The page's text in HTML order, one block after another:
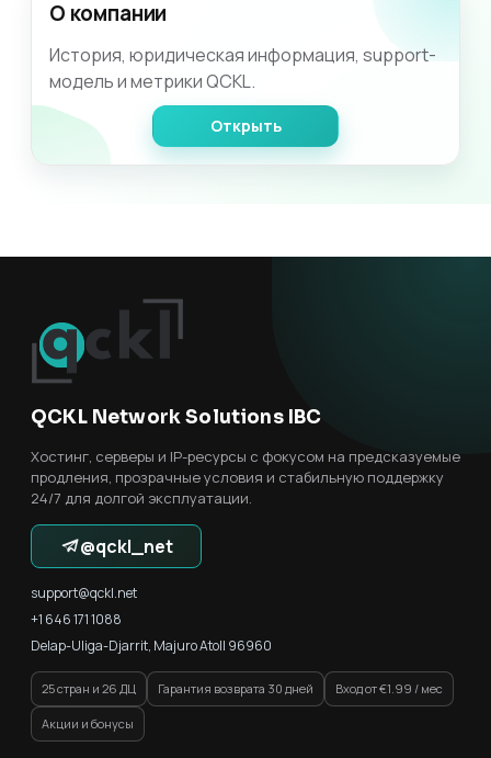
О компании
История, юридическая информация, support-
модель и метрики QCKL.
Открыть
QCKL Network Solutions IBC
Хостинг, серверы и IP-ресурсы с фокусом на предсказуемые
продления, прозрачные условия и стабильную поддержку
24/7 для долгой эксплуатации.
@qckl_net
support@qckl.net
+1 646 171 1088
Delap-Uliga-Djarrit, Majuro Atoll 96960
25 стран и 26 ДЦ Гарантия возврата 30 дней Вход от €1.99 / мес
Акции и бонусы